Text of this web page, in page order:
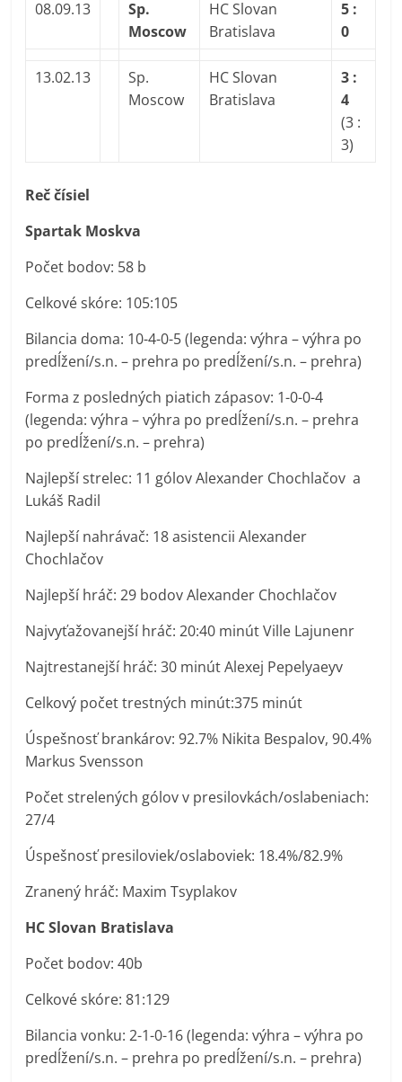
08.09.13
Sp.
Moscow
HC Slovan
Bratislava
5 :
0
13.02.13
Sp.
Moscow
HC Slovan
Bratislava
3 :
4
(3 :
3)
Reč čísiel
Spartak Moskva
Počet bodov: 58 b
Celkové skóre: 105:105
Bilancia doma: 10-4-0-5 (legenda: výhra – výhra po
predĺžení/s.n. – prehra po predĺžení/s.n. – prehra)
Forma z posledných piatich zápasov: 1-0-0-4
(legenda: výhra – výhra po predĺžení/s.n. – prehra
po predĺžení/s.n. – prehra)
Najlepší strelec: 11 gólov Alexander Chochlačov a
Lukáš Radil
Najlepší nahrávač: 18 asistencii Alexander
Chochlačov
Najlepší hráč: 29 bodov Alexander Chochlačov
Najvyťažovanejší hráč: 20:40 minút Ville Lajunenr
Najtrestanejší hráč: 30 minút Alexej Pepelyaeyv
Celkový počet trestných minút:375 minút
Úspešnosť brankárov: 92.7% Nikita Bespalov, 90.4%
Markus Svensson
Počet strelených gólov v presilovkách/oslabeniach:
27/4
Úspešnosť presiloviek/oslaboviek: 18.4%/82.9%
Zranený hráč: Maxim Tsyplakov
HC Slovan Bratislava
Počet bodov: 40b
Celkové skóre: 81:129
Bilancia vonku: 2-1-0-16 (legenda: výhra – výhra po
predĺžení/s.n. – prehra po predĺžení/s.n. – prehra)